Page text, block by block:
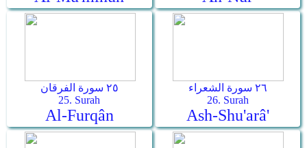
٢٥ سورة الفرقان
25. Surah
Al-Furqân
٢٦ سورة الشعراء
26. Surah
Ash-Shu'arâ'